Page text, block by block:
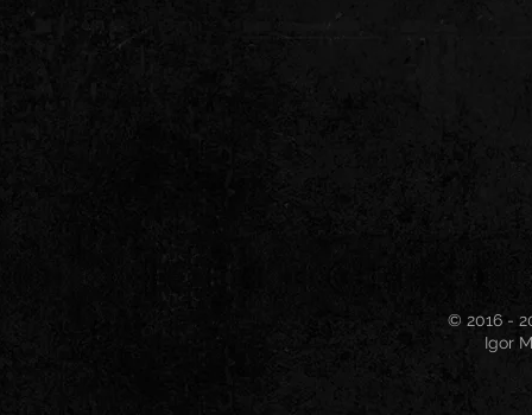
© 2016 -
Igor